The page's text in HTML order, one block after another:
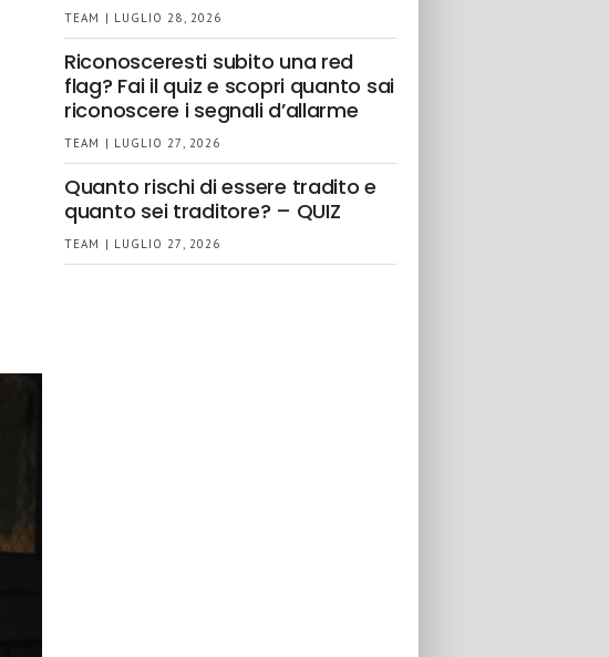
TEAM | LUGLIO 28, 2026
Riconosceresti subito una red
flag? Fai il quiz e scopri quanto sai
riconoscere i segnali d’allarme
TEAM | LUGLIO 27, 2026
Quanto rischi di essere tradito e
quanto sei traditore? – QUIZ
TEAM | LUGLIO 27, 2026